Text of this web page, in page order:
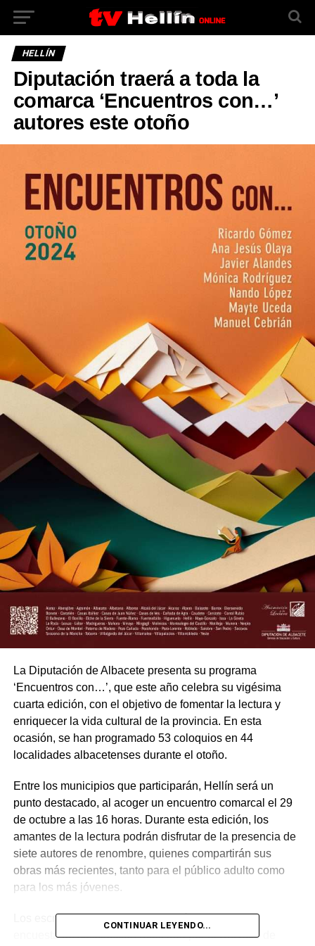
HELLÍN
Diputación traerá a toda la
comarca ‘Encuentros con…’
autores este otoño
La Diputación de Albacete presenta su programa
‘Encuentros con…’, que este año celebra su vigésima
cuarta edición, con el objetivo de fomentar la lectura y
enriquecer la vida cultural de la provincia. En esta
ocasión, se han programado 53 coloquios en 44
localidades albacetenses durante el otoño.
Entre los municipios que participarán, Hellín será un
punto destacado, al acoger un encuentro comarcal el 29
de octubre a las 16 horas. Durante esta edición, los
amantes de la lectura podrán disfrutar de la presencia de
siete autores de renombre, quienes compartirán sus
obras más recientes, tanto para el público adulto como
para los más jóvenes.
Los escritores seleccionados, basándose en una
encuesta de satisfacción realizada por el Servicio de
CONTINUAR LEYENDO...